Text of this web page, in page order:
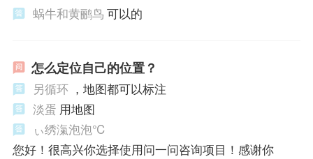
蜗牛和黄鹂鸟 可以的
怎么定位自己的位置？
另循环 ，地图都可以标注
淡蛋 用地图
ぃ绣滊泡泡℃
您好！很高兴你选择使用问一问咨询项目！感谢你